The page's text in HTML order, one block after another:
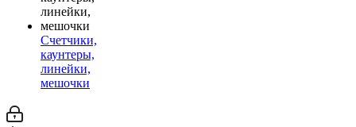
Счетчики,
каунтеры,
линейки,
мешочки